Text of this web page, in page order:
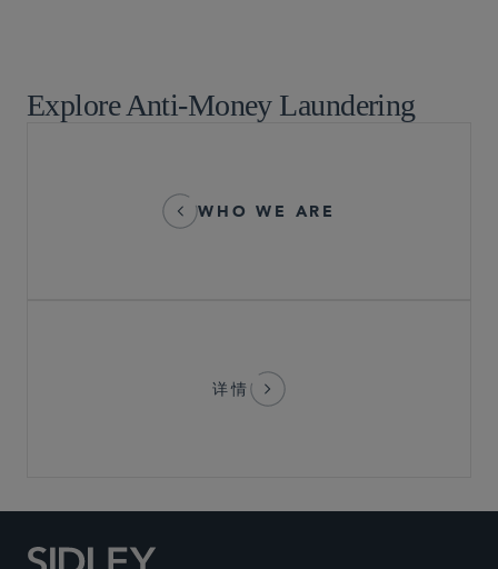
Explore Anti-Money Laundering
WHO WE ARE
详情